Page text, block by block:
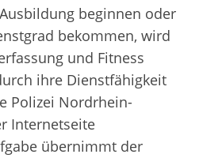
beginnen oder
bekommen, wird
und Fitness
ihre Dienstfähigkeit
Polizei Nordrhein-
Internetseite
übernimmt der